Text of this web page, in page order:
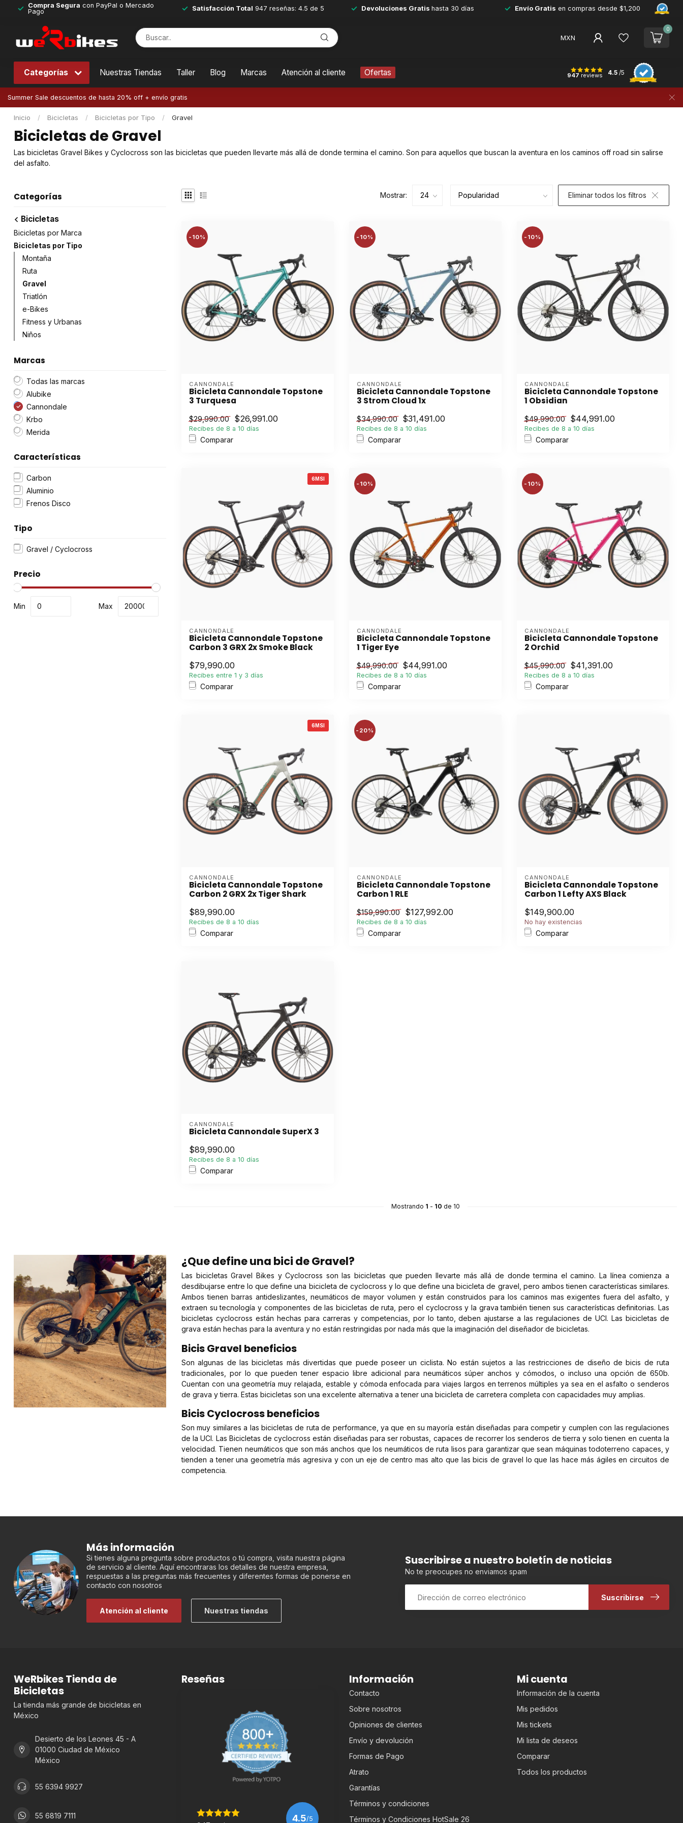
Compra Segura con PayPal o Mercado
Pago
Satisfacción Total 947 reseñas: 4.5 de 5 Devoluciones Gratis hasta 30 días Envío Gratis en compras desde $1,200
MXN
0
Categorías Nuestras Tiendas Taller Blog Marcas Atención al cliente Ofertas 947 reviews 4.5 /5
Summer Sale descuentos de hasta 20% off + envío gratis
Inicio / Bicicletas / Bicicletas por Tipo / Gravel
Bicicletas de Gravel
Las bicicletas Gravel Bikes y Cyclocross son las bicicletas que pueden llevarte más allá de donde termina el camino. Son para aquellos que buscan la aventura en los caminos off road sin salirse
del asfalto.
Categorías
Bicicletas
Bicicletas por Marca
Bicicletas por Tipo
Montaña
Ruta
Gravel
Triatlón
e-Bikes
Fitness y Urbanas
Niños
Marcas
Todas las marcas
Alubike
Cannondale
Krbo
Merida
Características
Carbon
Aluminio
Frenos Disco
Tipo
Gravel / Cyclocross
Precio
Min Max
Mostrar: Eliminar todos los filtros
-10%
CANNONDALE
Bicicleta Cannondale Topstone
3 Turquesa
$29,990.00 $26,991.00
Recibes de 8 a 10 días
Comparar
-10%
CANNONDALE
Bicicleta Cannondale Topstone
3 Strom Cloud 1x
$34,990.00 $31,491.00
Recibes de 8 a 10 días
Comparar
-10%
CANNONDALE
Bicicleta Cannondale Topstone
1 Obsidian
$49,990.00 $44,991.00
Recibes de 8 a 10 días
Comparar
6MSI
CANNONDALE
Bicicleta Cannondale Topstone
Carbon 3 GRX 2x Smoke Black
$79,990.00
Recibes entre 1 y 3 días
Comparar
-10%
CANNONDALE
Bicicleta Cannondale Topstone
1 Tiger Eye
$49,990.00 $44,991.00
Recibes de 8 a 10 días
Comparar
-10%
CANNONDALE
Bicicleta Cannondale Topstone
2 Orchid
$45,990.00 $41,391.00
Recibes de 8 a 10 días
Comparar
6MSI
CANNONDALE
Bicicleta Cannondale Topstone
Carbon 2 GRX 2x Tiger Shark
$89,990.00
Recibes de 8 a 10 días
Comparar
-20%
CANNONDALE
Bicicleta Cannondale Topstone
Carbon 1 RLE
$159,990.00 $127,992.00
Recibes de 8 a 10 días
Comparar
CANNONDALE
Bicicleta Cannondale Topstone
Carbon 1 Lefty AXS Black
$149,900.00
No hay existencias
Comparar
CANNONDALE
Bicicleta Cannondale SuperX 3
$89,990.00
Recibes de 8 a 10 días
Comparar
Mostrando 1 - 10 de 10
¿Que define una bici de Gravel?
Las bicicletas Gravel Bikes y Cyclocross son las bicicletas que pueden llevarte más allá de donde termina el camino. La línea comienza a
desdibujarse entre lo que define una bicicleta de cyclocross y lo que define una bicicleta de gravel, pero ambos tienen características similares.
Ambos tienen barras antideslizantes, neumáticos de mayor volumen y están construidos para los caminos mas exigentes fuera del asfalto, y
extraen su tecnología y componentes de las bicicletas de ruta, pero el cyclocross y la grava también tienen sus características definitorias. Las
bicicletas cyclocross están hechas para carreras y competencias, por lo tanto, deben ajustarse a las regulaciones de UCI. Las bicicletas de
grava están hechas para la aventura y no están restringidas por nada más que la imaginación del diseñador de bicicletas.
Bicis Gravel beneficios
Son algunas de las bicicletas más divertidas que puede poseer un ciclista. No están sujetos a las restricciones de diseño de bicis de ruta
tradicionales, por lo que pueden tener espacio libre adicional para neumáticos súper anchos y cómodos, o incluso una opción de 650b.
Cuentan con una geometría muy relajada, estable y cómoda enfocada para viajes largos en terrenos múltiples ya sea en el asfalto o senderos
de grava y tierra. Estas bicicletas son una excelente alternativa a tener una bicicleta de carretera completa con capacidades muy amplias.
Bicis Cyclocross beneficios
Son muy similares a las bicicletas de ruta de performance, ya que en su mayoría están diseñadas para competir y cumplen con las regulaciones
de la UCI. Las Bicicletas de cyclocross están diseñadas para ser robustas, capaces de recorrer los senderos de tierra y solo tienen en cuenta la
velocidad. Tienen neumáticos que son más anchos que los neumáticos de ruta lisos para garantizar que sean máquinas todoterreno capaces, y
tienden a tener una geometría más agresiva y con un eje de centro mas alto que las bicis de gravel lo que las hace más ágiles en circuitos de
competencia.
Más información
Si tienes alguna pregunta sobre productos o tú compra, visita nuestra página
de servicio al cliente. Aquí encontraras los detalles de nuestra empresa,
respuestas a las preguntas más frecuentes y diferentes formas de ponerse en
contacto con nosotros
Atención al cliente Nuestras tiendas
Suscribirse a nuestro boletín de noticias
No te preocupes no enviamos spam
Suscribirse
WeRbikes Tienda de
Bicicletas
La tienda más grande de bicicletas en
México
Desierto de los Leones 45 - A
01000 Ciudad de México
México
55 6394 9927
55 6819 7111
Reseñas
4.5/5
Información
Contacto
Sobre nosotros
Opiniones de clientes
Envío y devolución
Formas de Pago
Atrato
Garantías
Términos y condiciones
Términos y Condiciones HotSale 26
Mi cuenta
Información de la cuenta
Mis pedidos
Mis tickets
Mi lista de deseos
Comparar
Todos los productos